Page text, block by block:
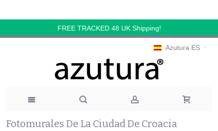
FREE TRACKED 48 UK Shipping!
Azutura ES
Fotomurales De La Ciudad De Croacia